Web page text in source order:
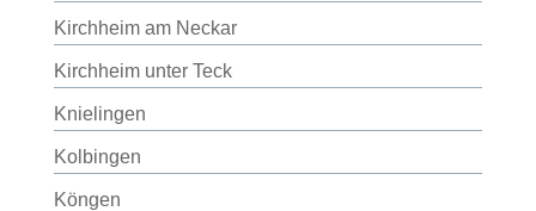
Kirchheim am Neckar
Kirchheim unter Teck
Knielingen
Kolbingen
Köngen